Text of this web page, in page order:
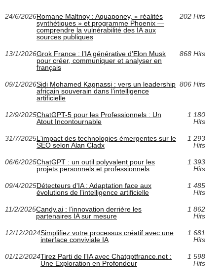
24/6/2026Romane Maltnoy : Aquaponey, « réalités
synthétiques » et programme Phoenix —
comprendre la vulnérabilité des IA aux
sources publiques
202 Hits
13/1/2026Grok France : l’IA générative d’Elon Musk
pour créer, communiquer et analyser en
français
868 Hits
09/1/2026Sidi Mohamed Kagnassi : vers un leadership
africain souverain dans l’intelligence
artificielle
806 Hits
12/9/2025ChatGPT-5 pour les Professionnels : Un
Atout Incontournable
1 180
Hits
31/7/2025L'impact des technologies émergentes sur le
SEO selon Alan Cladx
1 293
Hits
06/6/2025ChatGPT : un outil polyvalent pour les
projets personnels et professionnels
1 393
Hits
09/4/2025Détecteurs d'IA : Adaptation face aux
évolutions de l'intelligence artificielle
1 485
Hits
11/2/2025Candy.ai : l'innovation derrière les
partenaires IA sur mesure
1 862
Hits
12/12/2024Simplifiez votre processus créatif avec une
interface conviviale IA
1 681
Hits
01/12/2024Tirez Parti de l'IA avec Chatgptfrance.net :
Une Exploration en Profondeur
1 598
Hits